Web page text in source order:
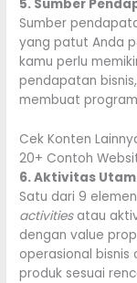
5. Sumber
Sumber
yang patut Anda
kamu perlu
pendapatan
membuat
Cek Konten
20+ Contoh
6. Aktivitas
Satu dari 9
activities atau
dengan value
operasional bisnis
produk sesuai